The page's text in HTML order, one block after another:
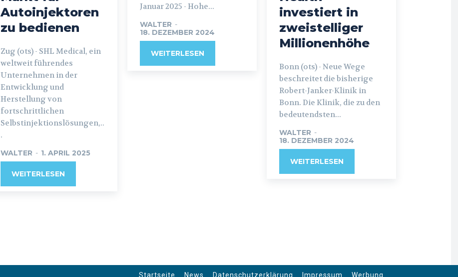
Autoinjektoren
zu bedienen
Zug (ots) - SHL Medical, ein
weltweit führendes
Unternehmen in der
Entwicklung und
Herstellung von
fortschrittlichen
Selbstinjektionslösungen,..
.
WALTER - 1. APRIL 2025
WEITERLESEN
Januar 2025 - Hohe...
WALTER -
18. DEZEMBER 2024
WEITERLESEN
investiert in
zweistelliger
Millionenhöhe
Bonn (ots) - Neue Wege
beschreitet die bisherige
Robert-Janker-Klinik in
Bonn. Die Klinik, die zu den
bedeutendsten...
WALTER -
18. DEZEMBER 2024
WEITERLESEN
Startseite News Datenschutzerklärung Impressum Werbung